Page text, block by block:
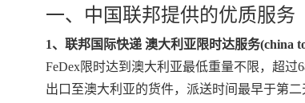
一、中国联邦提供的优质服务
1、联邦国际快递 澳大利亚限时达服务(china
FeDex限时达到澳大利亚最低重量不限，超过
出口至澳大利亚的货件，派送时间最早于第